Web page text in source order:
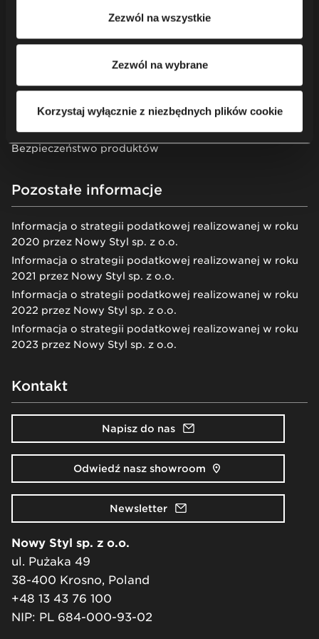
cookie oraz przetwarzania Twoich danych osobowych, w
tym o przysługujących Ci uprawnieniach, zachęcamy do
Zezwól na wszystkie
Zezwól na wybrane
Korzystaj wyłącznie z niezbędnych plików cookie
Polityka prywatności
Polityka przetwarzania danych osobowych
niewolnictwie i handlu ludźmi
Gwarancja
Zgłaszanie naruszeń
Bezpieczeństwo produktów
Pozostałe informacje
Informacja o strategii podatkowej realizowanej w roku
2020 przez Nowy Styl sp. z o.o.
Informacja o strategii podatkowej realizowanej w roku
2021 przez Nowy Styl sp. z o.o.
Informacja o strategii podatkowej realizowanej w roku
2022 przez Nowy Styl sp. z o.o.
Informacja o strategii podatkowej realizowanej w roku
2023 przez Nowy Styl sp. z o.o.
Kontakt
Napisz do nas
Odwiedź nasz showroom
Newsletter
Nowy Styl sp. z o.o.
ul. Pużaka 49
38-400 Krosno, Poland
+48 13 43 76 100
NIP: PL 684-000-93-02